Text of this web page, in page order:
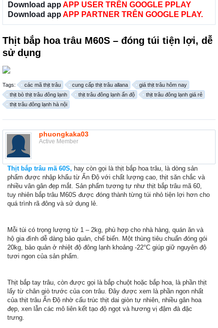
Download app APP USER TRÊN GOOGLE PPLAY
Download app APP PARTNER TRÊN GOOGLE PLAY.
Thịt bắp hoa trâu M60S – đóng túi tiện lợi, dễ
sử dụng
Tags: các mã thịt trâu cung cấp thịt trâu allana
giá thịt trâu hôm nay
thịt bò thịt trâu đông lạnh
thịt trâu đông lạnh ấn độ
thịt trâu đông lạnh giá rẻ
thịt trâu đông lạnh hà nội
phuongkaka03
Active Member
Thịt bắp trâu mã 60S, hay còn gọi là thịt bắp hoa trâu, là dòng sản
phẩm được nhập khẩu từ Ấn Độ với chất lượng cao, thịt săn chắc và
nhiều vân gân đẹp mắt. Sản phẩm tương tự như thịt bắp trâu mã 60,
tuy nhiên bắp trâu M60S được đóng thành từng túi nhỏ tiện lợi hơn cho
quá trình rã đông và sử dụng lẻ.
Mỗi túi có trọng lượng từ 1 – 2kg, phù hợp cho nhà hàng, quán ăn và
hộ gia đình dễ dàng bảo quản, chế biến. Một thùng tiêu chuẩn đóng gói
20kg, bảo quản ở nhiệt độ đông lạnh khoảng -22°C giúp giữ nguyên độ
tươi ngon của sản phẩm.
Thịt bắp tay trâu, còn được gọi là bắp chuột hoặc bắp hoa, là phần thịt
lấy từ chân giò trước của con trâu. Đây được xem là phần ngon nhất
của thịt trâu Ấn Độ nhờ cấu trúc thịt dai giòn tự nhiên, nhiều gân hoa
đẹp, xen lẫn các mô liên kết tạo độ ngọt và hương vị đậm đà đặc
trưng.